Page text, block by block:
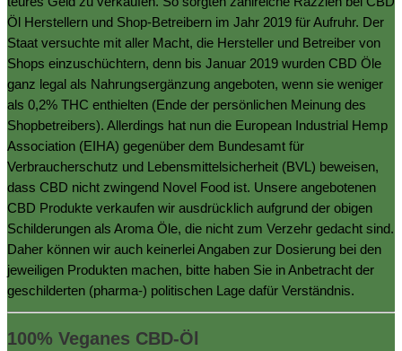
Öl Herstellern und Shop-Betreibern im Jahr 2019 für Aufruhr. Der
Staat versuchte mit aller Macht, die Hersteller und Betreiber von
Shops einzuschüchtern, denn bis Januar 2019 wurden CBD Öle
ganz legal als Nahrungsergänzung angeboten, wenn sie weniger
als 0,2% THC enthielten (Ende der persönlichen Meinung des
Shopbetreibers). Allerdings hat nun die European Industrial Hemp
Association (EIHA) gegenüber dem Bundesamt für
Verbraucherschutz und Lebensmittelsicherheit (BVL) beweisen,
dass CBD nicht zwingend Novel Food ist. Unsere angebotenen
CBD Produkte verkaufen wir ausdrücklich aufgrund der obigen
Schilderungen als Aroma Öle, die nicht zum Verzehr gedacht sind.
Daher können wir auch keinerlei Angaben zur Dosierung bei den
jeweiligen Produkten machen, bitte haben Sie in Anbetracht der
geschilderten (pharma-) politischen Lage dafür Verständnis.
100% Veganes CBD-Öl